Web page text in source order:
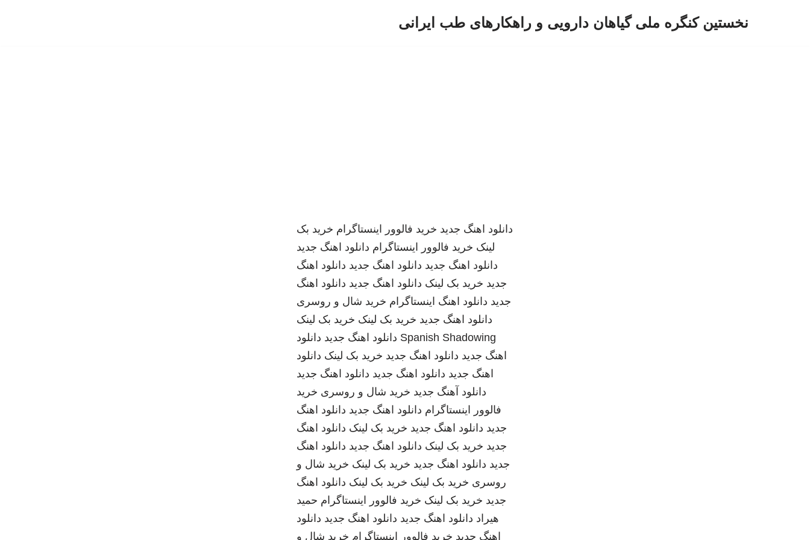
نخستین کنگره ملی گیاهان دارویی و راهکارهای طب ایرانی
دانلود اهنگ جدید خرید فالوور اینستاگرام خرید بک
لینک خرید فالوور اینستاگرام دانلود اهنگ جدید
دانلود اهنگ جدید دانلود اهنگ جدید دانلود اهنگ
جدید خرید بک لینک دانلود اهنگ جدید دانلود اهنگ
جدید دانلود اهنگ اینستاگرام خرید شال و روسری
دانلود اهنگ جدید خرید بک لینک خرید بک لینک
Spanish Shadowing دانلود اهنگ جدید دانلود
اهنگ جدید دانلود اهنگ جدید خرید بک لینک دانلود
اهنگ جدید دانلود اهنگ جدید دانلود اهنگ جدید
دانلود آهنگ جدید خرید شال و روسری خرید
فالوور اینستاگرام دانلود اهنگ جدید دانلود اهنگ
جدید دانلود اهنگ جدید خرید بک لینک دانلود اهنگ
جدید خرید بک لینک دانلود اهنگ جدید دانلود اهنگ
جدید دانلود اهنگ جدید خرید بک لینک خرید شال و
روسری خرید بک لینک خرید بک لینک دانلود اهنگ
جدید خرید بک لینک خرید فالوور اینستاگرام حمید
هیراد دانلود اهنگ جدید دانلود اهنگ جدید دانلود
اهنگ جدید خرید فالوور اینستاگرام خرید شال و